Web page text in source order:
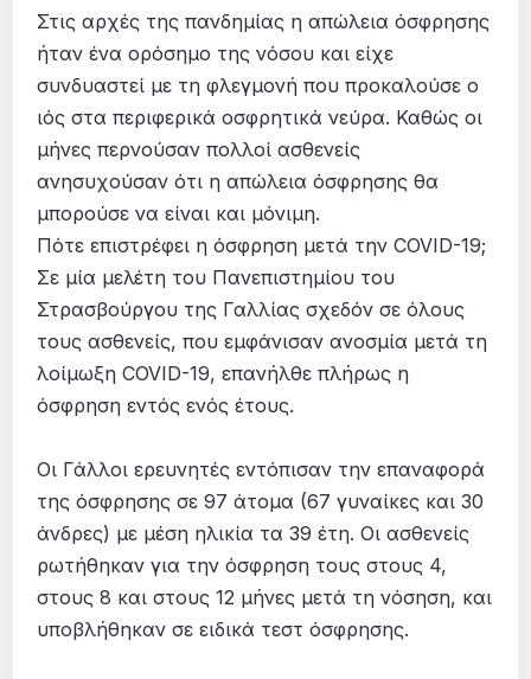
Στις αρχές της πανδημίας η απώλεια όσφρησης
ήταν ένα ορόσημο της νόσου και είχε
συνδυαστεί με τη φλεγμονή που προκαλούσε ο
ιός στα περιφερικά οσφρητικά νεύρα. Καθώς οι
μήνες περνούσαν πολλοί ασθενείς
ανησυχούσαν ότι η απώλεια όσφρησης θα
μπορούσε να είναι και μόνιμη.
Πότε επιστρέφει η όσφρηση μετά την COVID-19;
Σε μία μελέτη του Πανεπιστημίου του
Στρασβούργου της Γαλλίας σχεδόν σε όλους
τους ασθενείς, που εμφάνισαν ανοσμία μετά τη
λοίμωξη COVID-19, επανήλθε πλήρως η
όσφρηση εντός ενός έτους.
Οι Γάλλοι ερευνητές εντόπισαν την επαναφορά
της όσφρησης σε 97 άτομα (67 γυναίκες και 30
άνδρες) με μέση ηλικία τα 39 έτη. Οι ασθενείς
ρωτήθηκαν για την όσφρηση τους στους 4,
στους 8 και στους 12 μήνες μετά τη νόσηση, και
υποβλήθηκαν σε ειδικά τεστ όσφρησης.